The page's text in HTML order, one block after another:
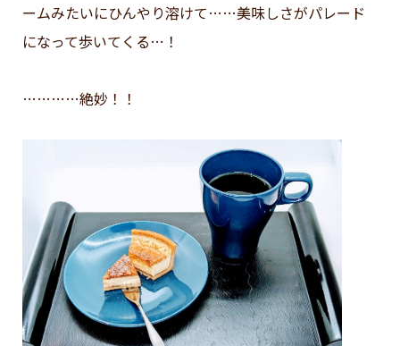
ームみたいにひんやり溶けて……美味しさがパレード
になって歩いてくる…！
…………絶妙！！